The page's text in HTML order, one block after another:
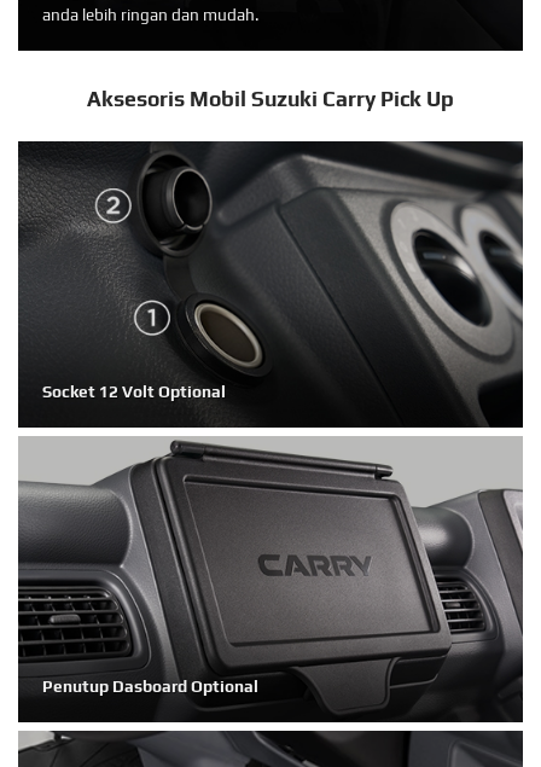
anda lebih ringan dan mudah.
Aksesoris Mobil Suzuki Carry Pick Up
Socket 12 Volt Optional
Penutup Dasboard Optional